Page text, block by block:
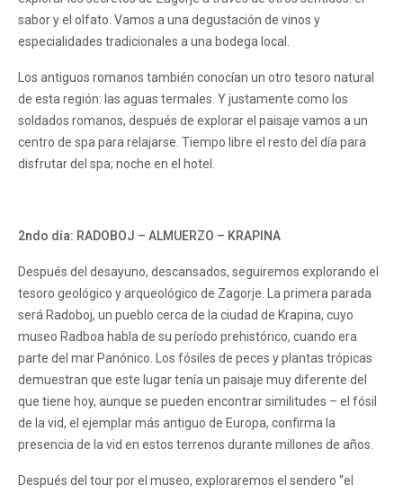
sabor y el olfato. Vamos a una degustación de vinos y
especialidades tradicionales a una bodega local.
Los antiguos romanos también conocían un otro tesoro natural
de esta región: las aguas termales. Y justamente como los
soldados romanos, después de explorar el paisaje vamos a un
centro de spa para relajarse. Tiempo libre el resto del día para
disfrutar del spa; noche en el hotel.
2ndo día: RADOBOJ – ALMUERZO – KRAPINA
Después del desayuno, descansados, seguiremos explorando el
tesoro geológico y arqueológico de Zagorje. La primera parada
será Radoboj, un pueblo cerca de la ciudad de Krapina, cuyo
museo Radboa habla de su período prehistórico, cuando era
parte del mar Panónico. Los fósiles de peces y plantas trópicas
demuestran que este lugar tenía un paisaje muy diferente del
que tiene hoy, aunque se pueden encontrar similitudes – el fósil
de la vid, el ejemplar más antiguo de Europa, confirma la
presencia de la vid en estos terrenos durante millones de años.
Después del tour por el museo, exploraremos el sendero “el